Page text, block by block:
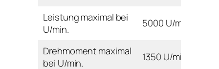
Leistung maximal bei
U/min.
5000 U/min
Drehmoment maximal
bei U/min.
1350 U/min